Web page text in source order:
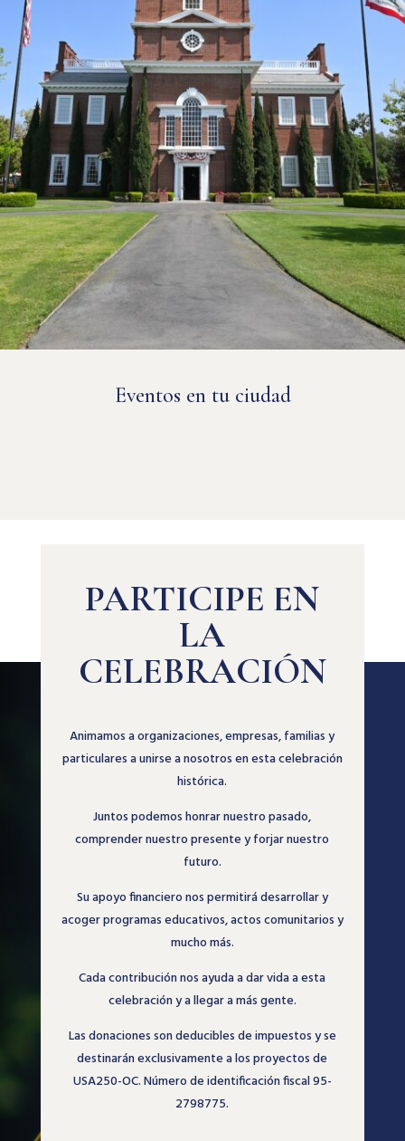
Eventos en tu ciudad
PARTICIPE EN
LA
CELEBRACIÓN
Animamos a organizaciones, empresas, familias y
particulares a unirse a nosotros en esta celebración
histórica.
Juntos podemos honrar nuestro pasado,
comprender nuestro presente y forjar nuestro
futuro.
Su apoyo financiero nos permitirá desarrollar y
acoger programas educativos, actos comunitarios y
mucho más.
Cada contribución nos ayuda a dar vida a esta
celebración y a llegar a más gente.
Las donaciones son deducibles de impuestos y se
destinarán exclusivamente a los proyectos de
USA250-OC. Número de identificación fiscal 95-
2798775.